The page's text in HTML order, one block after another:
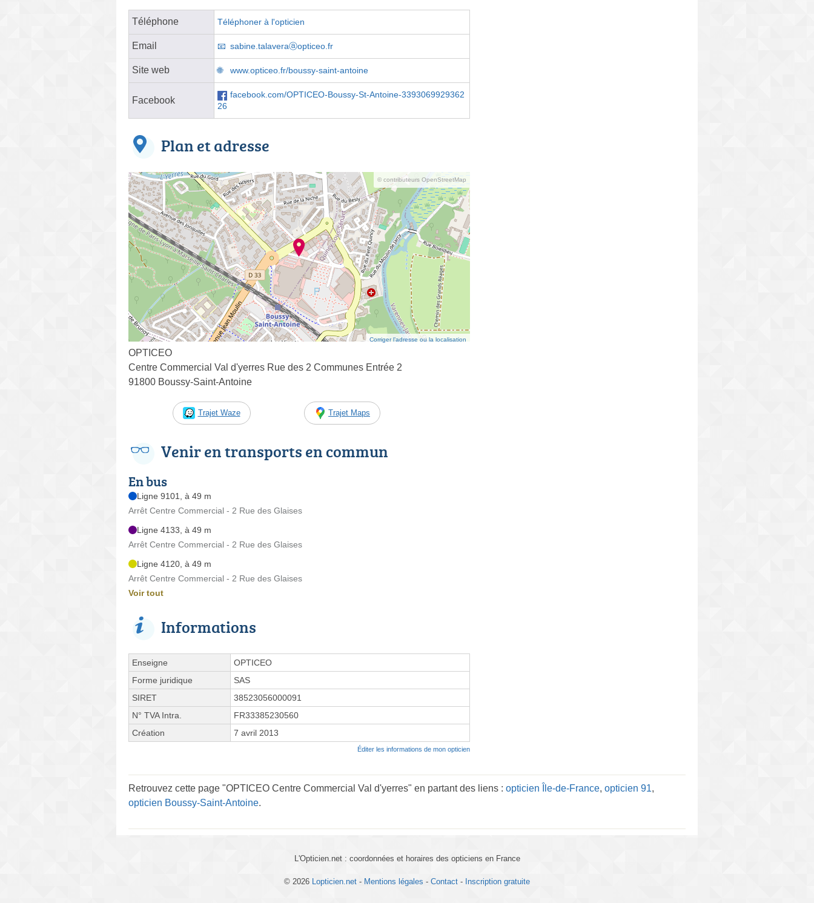
Téléphone Téléphoner à l'opticien
Email sabine.talaveraⓐopticeo.fr
Site web www.opticeo.fr/boussy-saint-antoine
Facebook
facebook.com/OPTICEO-Boussy-St-Antoine-3393069929362
26
Plan et adresse
© contributeurs OpenStreetMap
Corriger l’adresse ou la localisation
OPTICEO
Centre Commercial Val d'yerres Rue des 2 Communes Entrée 2
91800 Boussy-Saint-Antoine
Trajet Waze Trajet Maps
Venir en transports en commun
En bus
Ligne 9101, à 49 m
Arrêt Centre Commercial - 2 Rue des Glaises
Ligne 4133, à 49 m
Arrêt Centre Commercial - 2 Rue des Glaises
Ligne 4120, à 49 m
Arrêt Centre Commercial - 2 Rue des Glaises
Voir tout
Informations
Enseigne
OPTICEO
Forme juridique
SAS
SIRET
38523056000091
N° TVA Intra.
FR33385230560
Création
7 avril 2013
Éditer les informations de mon opticien
Retrouvez cette page "OPTICEO Centre Commercial Val d'yerres" en partant des liens : opticien Île-de-France, opticien 91,
opticien Boussy-Saint-Antoine.
L'Opticien.net : coordonnées et horaires des opticiens en France
© 2026 Lopticien.net - Mentions légales - Contact - Inscription gratuite